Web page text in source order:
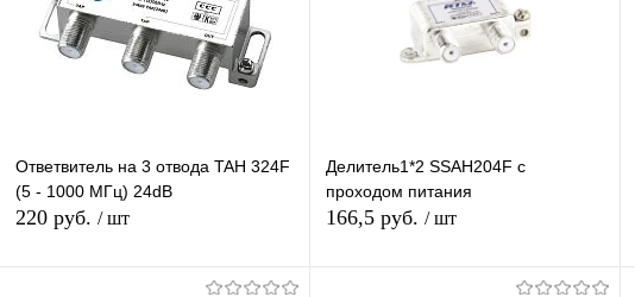
Ответвитель на 3 отвода TAH 324F
(5 - 1000 МГц) 24dB
220 руб. / шт
Делитель1*2 SSAH204F с
проходом питания
166,5 руб. / шт